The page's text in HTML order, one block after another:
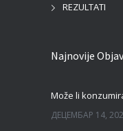
REZULTATI
Najnovije
Može li
ДЕЦЕМБАР 14,